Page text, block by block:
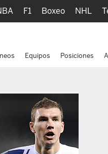
F1 Boxeo NHL
Equipos Posiciones